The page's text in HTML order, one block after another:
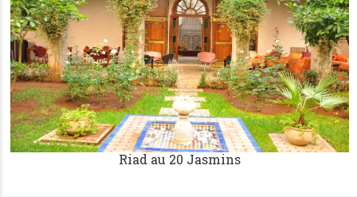
Riad au 20 Jasmins